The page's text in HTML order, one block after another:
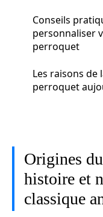
Conseils
personnaliser
perroquet
Les raisons
perroquet
Origines
histoire et
classique